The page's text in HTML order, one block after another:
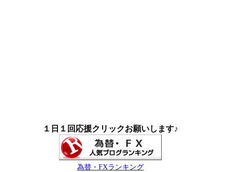
１日１回応援クリックお願いします♪
為替・FXランキング